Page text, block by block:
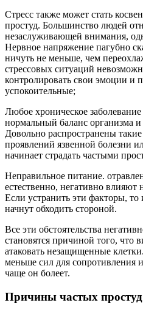
Стресс также может стать
простуд. Большинство людей
незаслуживающей внимания,
Нервное напряжение пагубно
ничуть не меньше, чем
стрессовых ситуаций
контролировать свои эмоции и
успокоительные;
Любое хроническое
нормальный баланс организма
Довольно распространены
проявлений язвенной болезни
начинает страдать частыми
Неправильное питание.
естественно, негативно влияют
Если устранить эти факторы, то
начнут обходить стороной.
Все эти обстоятельства
становятся причиной того, что
атаковать незащищенные
меньше сил для сопротивления
чаще он болеет.
Причины частых простуд